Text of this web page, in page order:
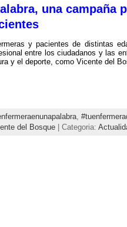
una
y pacientes de distintas
entre los ciudadanos y las
y el deporte, como Vicente del
,
del Bosque| Categoria: